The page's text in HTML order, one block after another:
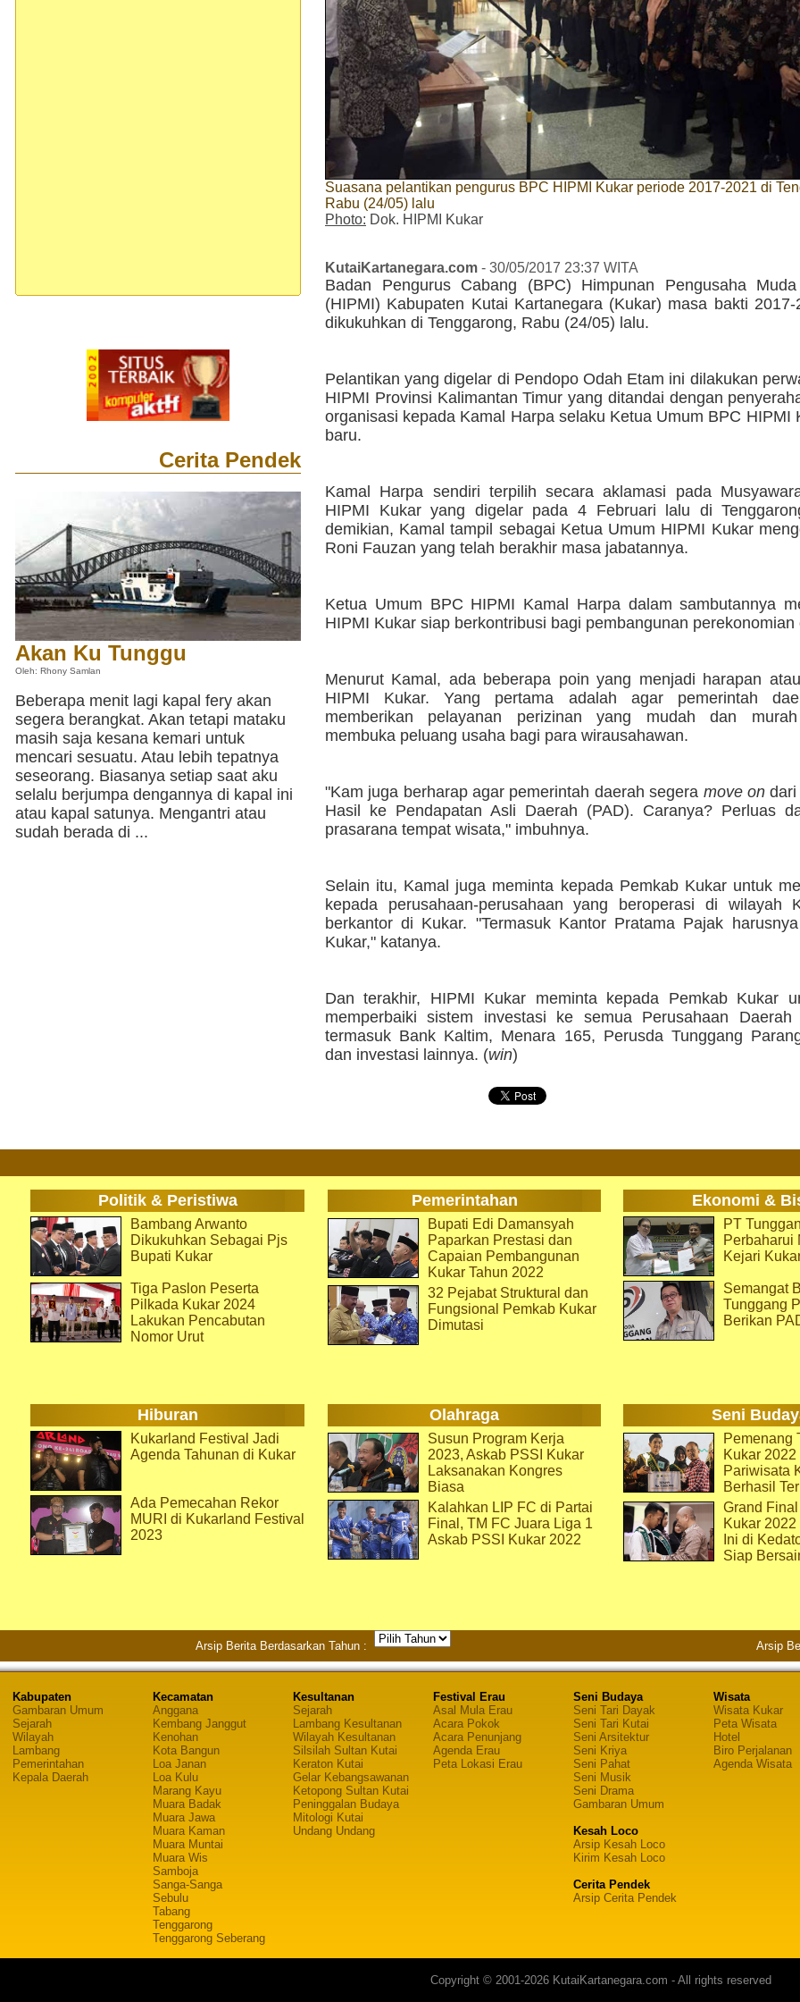
Cerita Pendek
Akan Ku Tunggu
Oleh: Rhony Samlan
Beberapa menit lagi kapal fery akan
segera berangkat. Akan tetapi mataku
masih saja kesana kemari untuk
mencari sesuatu. Atau lebih tepatnya
seseorang. Biasanya setiap saat aku
selalu berjumpa dengannya di kapal ini
atau kapal satunya. Mengantri atau
sudah berada di ...
Suasana pelantikan pengurus BPC HIPMI Kukar periode 2017-2021 di
Rabu (24/05) lalu
Photo: Dok. HIPMI Kukar
KutaiKartanegara.com - 30/05/2017 23:37 WITA
Badan Pengurus Cabang (BPC) Himpunan Pengusaha
(HIPMI) Kabupaten Kutai Kartanegara (Kukar) masa bakti 2017-
dikukuhkan di Tenggarong, Rabu (24/05) lalu.
Pelantikan yang digelar di Pendopo Odah Etam ini dilakukan
HIPMI Provinsi Kalimantan Timur yang ditandai dengan
organisasi kepada Kamal Harpa selaku Ketua Umum BPC HIPMI
baru.
Kamal Harpa sendiri terpilih secara aklamasi pada
HIPMI Kukar yang digelar pada 4 Februari lalu di
demikian, Kamal tampil sebagai Ketua Umum HIPMI Kukar
Roni Fauzan yang telah berakhir masa jabatannya.
Ketua Umum BPC HIPMI Kamal Harpa dalam sambutannya
HIPMI Kukar siap berkontribusi bagi pembangunan perekonomian
Menurut Kamal, ada beberapa poin yang menjadi harapan
HIPMI Kukar. Yang pertama adalah agar pemerintah
memberikan pelayanan perizinan yang mudah dan
membuka peluang usaha bagi para wirausahawan.
"Kam juga berharap agar pemerintah daerah segera move ondari
Hasil ke Pendapatan Asli Daerah (PAD). Caranya? Perluas
prasarana tempat wisata," imbuhnya.
Selain itu, Kamal juga meminta kepada Pemkab Kukar untuk
kepada perusahaan-perusahaan yang beroperasi di wilayah
berkantor di Kukar. "Termasuk Kantor Pratama Pajak
Kukar," katanya.
Dan terakhir, HIPMI Kukar meminta kepada Pemkab Kukar
memperbaiki sistem investasi ke semua Perusahaan Daerah
termasuk Bank Kaltim, Menara 165, Perusda Tunggang
dan investasi lainnya. (win)
Politik & Peristiwa Pemerintahan Ekonomi &
Bambang Arwanto
Dikukuhkan Sebagai Pjs
Bupati Kukar
Tiga Paslon Peserta
Pilkada Kukar 2024
Lakukan Pencabutan
Nomor Urut
Bupati Edi Damansyah
Paparkan Prestasi dan
Capaian Pembangunan
Kukar Tahun 2022
32 Pejabat Struktural dan
Fungsional Pemkab Kukar
Dimutasi
PT
Perbaharui
Kejari
Semangat
Tunggang
Berikan
Hiburan Olahraga Seni
Kukarland Festival Jadi
Agenda Tahunan di Kukar
Ada Pemecahan Rekor
MURI di Kukarland Festival
2023
Susun Program Kerja
2023, Askab PSSI Kukar
Laksanakan Kongres
Biasa
Kalahkan LIP FC di Partai
Final, TM FC Juara Liga 1
Askab PSSI Kukar 2022
Pemenang
Kukar
Pariwisata
Berhasil
Grand
Kukar
Ini di
Siap
Arsip Berita Berdasarkan Tahun : Arsip
Kabupaten
Gambaran Umum
Sejarah
Wilayah
Lambang
Pemerintahan
Kepala Daerah
Kecamatan
Anggana
Kembang Janggut
Kenohan
Kota Bangun
Loa Janan
Loa Kulu
Marang Kayu
Muara Badak
Muara Jawa
Muara Kaman
Muara Muntai
Muara Wis
Samboja
Sanga-Sanga
Sebulu
Tabang
Tenggarong
Tenggarong Seberang
Kesultanan
Sejarah
Lambang Kesultanan
Wilayah Kesultanan
Silsilah Sultan Kutai
Keraton Kutai
Gelar Kebangsawanan
Ketopong Sultan Kutai
Peninggalan Budaya
Mitologi Kutai
Undang Undang
Festival Erau
Asal Mula Erau
Acara Pokok
Acara Penunjang
Agenda Erau
Peta Lokasi Erau
Seni Budaya
Seni Tari Dayak
Seni Tari Kutai
Seni Arsitektur
Seni Kriya
Seni Pahat
Seni Musik
Seni Drama
Gambaran Umum
Kesah Loco
Arsip Kesah Loco
Kirim Kesah Loco
Cerita Pendek
Arsip Cerita Pendek
Wisata
Wisata Kukar
Peta Wisata
Hotel
Biro Perjalanan
Agenda Wisata
Copyright © 2001-2026 KutaiKartanegara.com - All rights reserved